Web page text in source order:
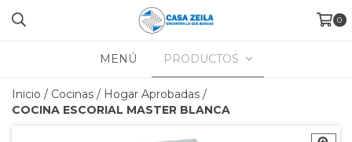
0
MENÚ PRODUCTOS
Inicio / Cocinas / Hogar Aprobadas /
COCINA ESCORIAL MASTER BLANCA